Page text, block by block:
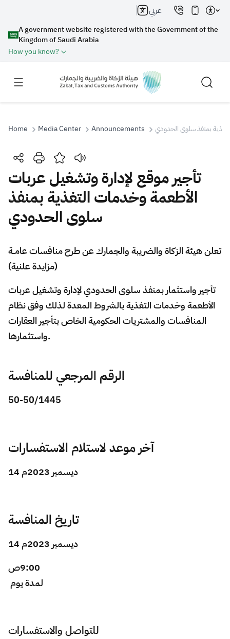
A government website registered with the Government of the
Kingdom of Saudi Arabia
How you know?
عربي
Search
Search Search AI
Suggestions
Zakat Customs VAT
Tax Declaration
Real Estate Transactions
Home Media Center Announcements بمنفذ سلوى الحدودي
تأجير موقع لإدارة وتشغيل عربات
الأطعمة وخدمات التغذية بمنفذ
سلوى الحدودي
​​​تعلن هيئة الزكاة والضريبة والجمارك عن طرح منافسات عامــة
(مزايدة علنية)
تأجير واستثمار بمنفذ سلوى الحدودي لإدارة وتشغيل عربات
الأطعمة وخدمات التغذية بالشروط المعدة لذلك وفق نظام
المنافسات والمشتريات الحكومية الخاص بتأجير العقارات
واستثمارها.​
الرقم المرجعي للمنافسة
50-50/1445
آخر موعد لاستلام الاستفسارات
14 ديسمبر 2023م
تاريخ المنافسة
14 ديسمبر 2023م
9:00ص
لمدة يوم
للتواصل والاستفسارات